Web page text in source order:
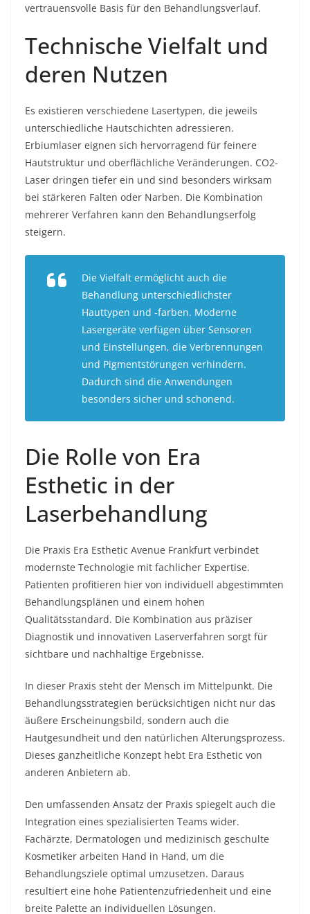
vertrauensvolle Basis für den Behandlungsverlauf.
Technische Vielfalt und
deren Nutzen
Es existieren verschiedene Lasertypen, die jeweils
unterschiedliche Hautschichten adressieren.
Erbiumlaser eignen sich hervorragend für feinere
Hautstruktur und oberflächliche Veränderungen. CO2-
Laser dringen tiefer ein und sind besonders wirksam
bei stärkeren Falten oder Narben. Die Kombination
mehrerer Verfahren kann den Behandlungserfolg
steigern.
Die Vielfalt ermöglicht auch die
Behandlung unterschiedlichster
Hauttypen und -farben. Moderne
Lasergeräte verfügen über Sensoren
und Einstellungen, die Verbrennungen
und Pigmentstörungen verhindern.
Dadurch sind die Anwendungen
besonders sicher und schonend.
Die Rolle von Era
Esthetic in der
Laserbehandlung
Die Praxis Era Esthetic Avenue Frankfurt verbindet
modernste Technologie mit fachlicher Expertise.
Patienten profitieren hier von individuell abgestimmten
Behandlungsplänen und einem hohen
Qualitätsstandard. Die Kombination aus präziser
Diagnostik und innovativen Laserverfahren sorgt für
sichtbare und nachhaltige Ergebnisse.
In dieser Praxis steht der Mensch im Mittelpunkt. Die
Behandlungsstrategien berücksichtigen nicht nur das
äußere Erscheinungsbild, sondern auch die
Hautgesundheit und den natürlichen Alterungsprozess.
Dieses ganzheitliche Konzept hebt Era Esthetic von
anderen Anbietern ab.
Den umfassenden Ansatz der Praxis spiegelt auch die
Integration eines spezialisierten Teams wider.
Fachärzte, Dermatologen und medizinisch geschulte
Kosmetiker arbeiten Hand in Hand, um die
Behandlungsziele optimal umzusetzen. Daraus
resultiert eine hohe Patientenzufriedenheit und eine
breite Palette an individuellen Lösungen.